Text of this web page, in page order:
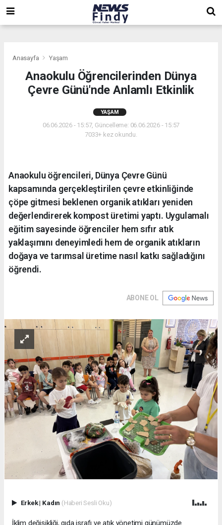
Anasayfa Yaşam
Anaokulu Öğrencilerinden Dünya
Çevre Günü'nde Anlamlı Etkinlik
YAŞAM
06.06.2026 - 15:57, Güncelleme: 06.06.2026 - 15:57
7033+ kez okundu.
Anaokulu öğrencileri, Dünya Çevre Günü
kapsamında gerçekleştirilen çevre etkinliğinde
çöpe gitmesi beklenen organik atıkları yeniden
değerlendirerek kompost üretimi yaptı. Uygulamalı
eğitim sayesinde öğrenciler hem sıfır atık
yaklaşımını deneyimledi hem de organik atıkların
doğaya ve tarımsal üretime nasıl katkı sağladığını
öğrendi.
ABONE OL
Erkek| Kadın (Haberi Sesli Oku)
İklim değişikliği, gıda israfı ve atık yönetimi günümüzde